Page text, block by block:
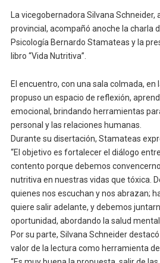
La vicegobernadora Silvana Schneider,
provincial, acompañó anoche la charla
Psicología Bernardo Stamateas y la
libro “Vida Nutritiva”.
El encuentro, con una sala colmada, en
propuso un espacio de reflexión,
emocional, brindando herramientas
personal y las relaciones humanas.
Durante su disertación, Stamateas
“El objetivo es fortalecer el diálogo
contento porque debemos
nutritiva en nuestras vidas que tóxica.
quienes nos escuchan y nos abrazan;
quiere salir adelante, y debemos
oportunidad, abordando la salud
Por su parte, Silvana Schneider
valor de la lectura como herramienta